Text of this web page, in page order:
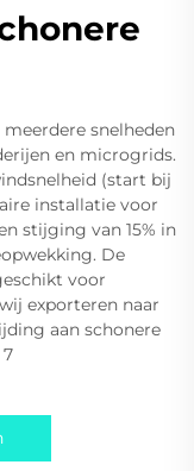
snelheden
en microgrids.
(start bij
installatie voor
stijging van 15% in
De
voor
exporteren naar
aan schonere